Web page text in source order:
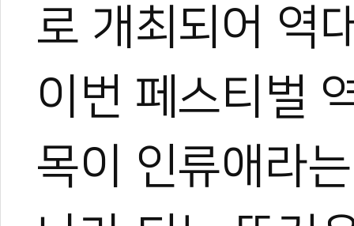
로 개최되어 역
이번 페스티벌
목이 인류애라